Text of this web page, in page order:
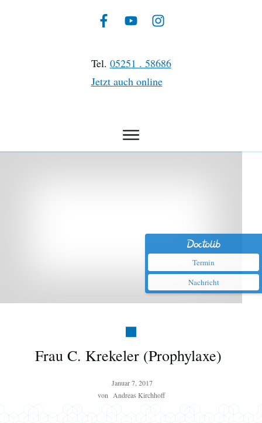
Termin
Nachricht
Tel. 05251 . 58686
Jetzt auch online
Frau C. Krekeler (Prophylaxe)
Januar 7, 2017
von Andreas Kirchhoff